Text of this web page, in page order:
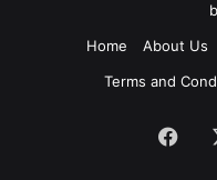
Home
About Us
Terms and